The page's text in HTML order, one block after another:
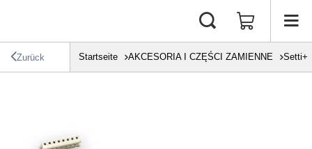
Zurück Startseite AKCESORIA I CZĘŚCI ZAMIENNE Setti+